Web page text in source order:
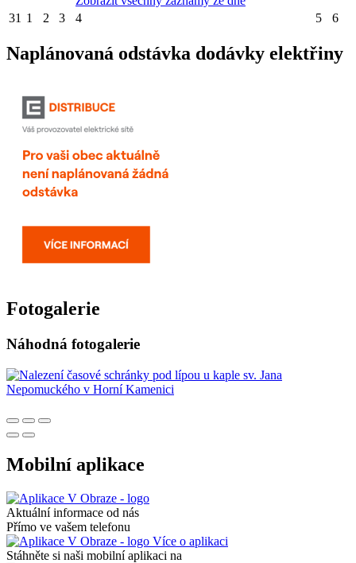
31 1 2 3 4 5 6
Naplánovaná odstávka dodávky elektřiny
Fotogalerie
Náhodná fotogalerie
Mobilní aplikace
Aktuální informace od nás
Přímo ve vašem telefonu
Více o aplikaci
Stáhněte si naši mobilní aplikaci na